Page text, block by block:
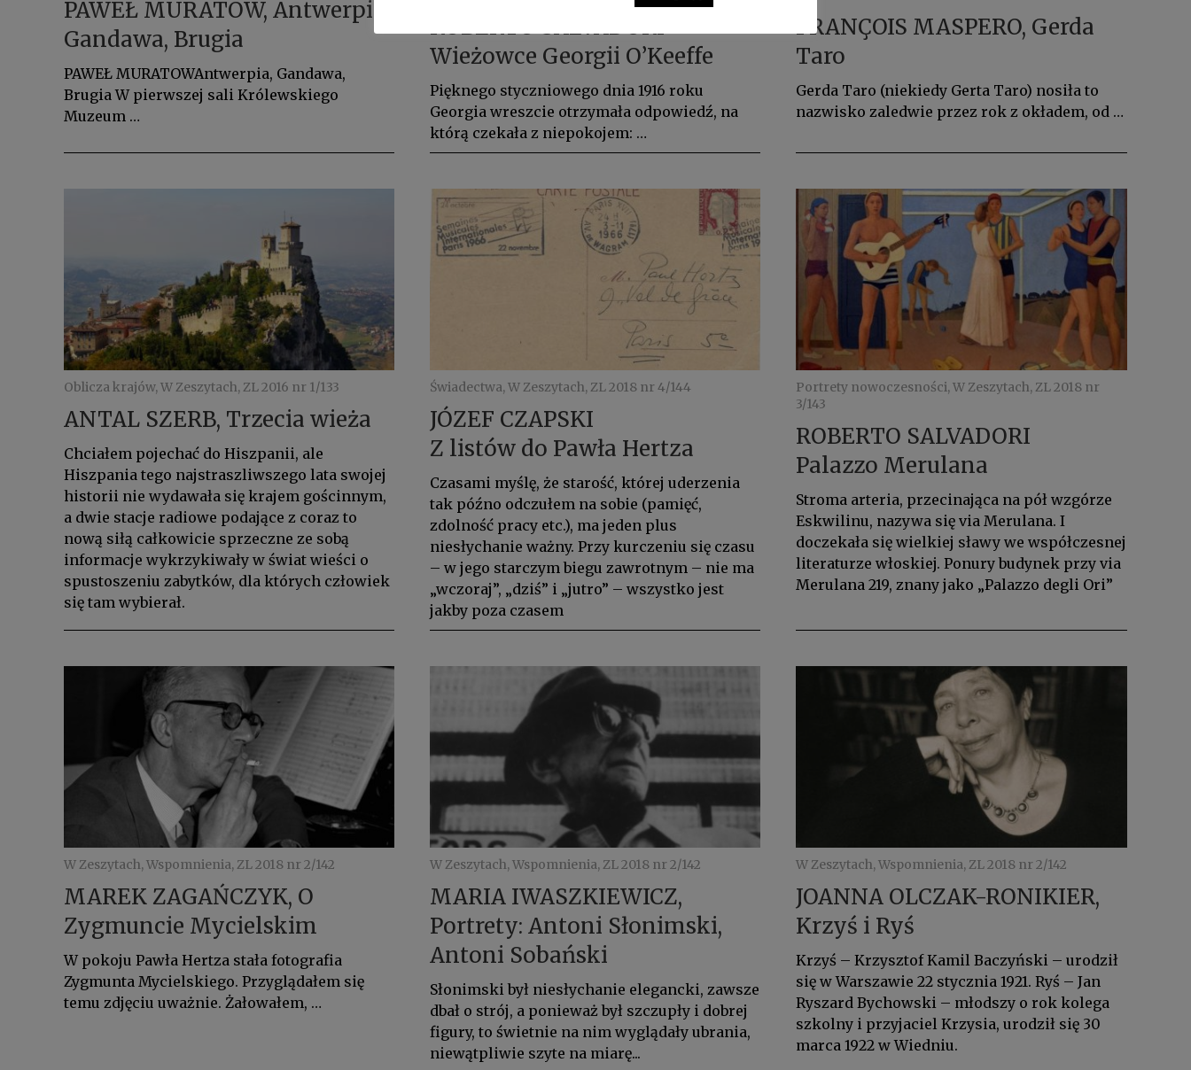
PAWEŁ MURATOW, Antwerpia,
Gandawa, Brugia
PAWEŁ MURATOWAntwerpia, Gandawa,
Brugia W pierwszej sali Królewskiego
Muzeum …
ROBERTO SALVADORI
Wieżowce Georgii O’Keeffe
Pięknego styczniowego dnia 1916 roku
Georgia wreszcie otrzymała odpowiedź, na
którą czekała z niepokojem: …
FRANÇOIS MASPERO, Gerda
Taro
Gerda Taro (niekiedy Gerta Taro) nosiła to
nazwisko zaledwie przez rok z okładem, od …
Oblicza krajów, W Zeszytach, ZL 2016 nr 1/133
ANTAL SZERB, Trzecia wieża
Chciałem pojechać do Hiszpanii, ale
Hiszpania tego najstraszliwszego lata swojej
historii nie wydawała się krajem gościnnym,
a dwie stacje radiowe podające z coraz to
nową siłą całkowicie sprzeczne ze sobą
informacje wykrzykiwały w świat wieści o
spustoszeniu zabytków, dla których człowiek
się tam wybierał.
Świadectwa, W Zeszytach, ZL 2018 nr 4/144
JÓZEF CZAPSKI
Z listów do Pawła Hertza
Czasami myślę, że starość, której uderzenia
tak późno odczułem na sobie (pamięć,
zdolność pracy etc.), ma jeden plus
niesłychanie ważny. Przy kurczeniu się czasu
– w jego starczym biegu zawrotnym – nie ma
„wczoraj”, „dziś” i „jutro” – wszystko jest
jakby poza czasem
Portrety nowoczesności, W Zeszytach, ZL 2018 nr
3/143
ROBERTO SALVADORI
Palazzo Merulana
Stroma arteria, przecinająca na pół wzgórze
Eskwilinu, nazywa się via Merulana. I
doczekała się wielkiej sławy we współczesnej
literaturze włoskiej. Ponury budynek przy via
Merulana 219, znany jako „Palazzo degli Ori”
W Zeszytach, Wspomnienia, ZL 2018 nr 2/142
MAREK ZAGAŃCZYK, O
Zygmuncie Mycielskim
W pokoju Pawła Hertza stała fotografia
Zygmunta Mycielskiego. Przyglądałem się
temu zdjęciu uważnie. Żałowałem, …
W Zeszytach, Wspomnienia, ZL 2018 nr 2/142
MARIA IWASZKIEWICZ,
Portrety: Antoni Słonimski,
Antoni Sobański
Słonimski był niesłychanie elegancki, zawsze
dbał o strój, a ponieważ był szczupły i dobrej
figury, to świetnie na nim wyglądały ubrania,
niewątpliwie szyte na miarę...
W Zeszytach, Wspomnienia, ZL 2018 nr 2/142
JOANNA OLCZAK-RONIKIER,
Krzyś i Ryś
Krzyś – Krzysztof Kamil Baczyński – urodził
się w Warszawie 22 stycznia 1921. Ryś – Jan
Ryszard Bychowski – młodszy o rok kolega
szkolny i przyjaciel Krzysia, urodził się 30
marca 1922 w Wiedniu.